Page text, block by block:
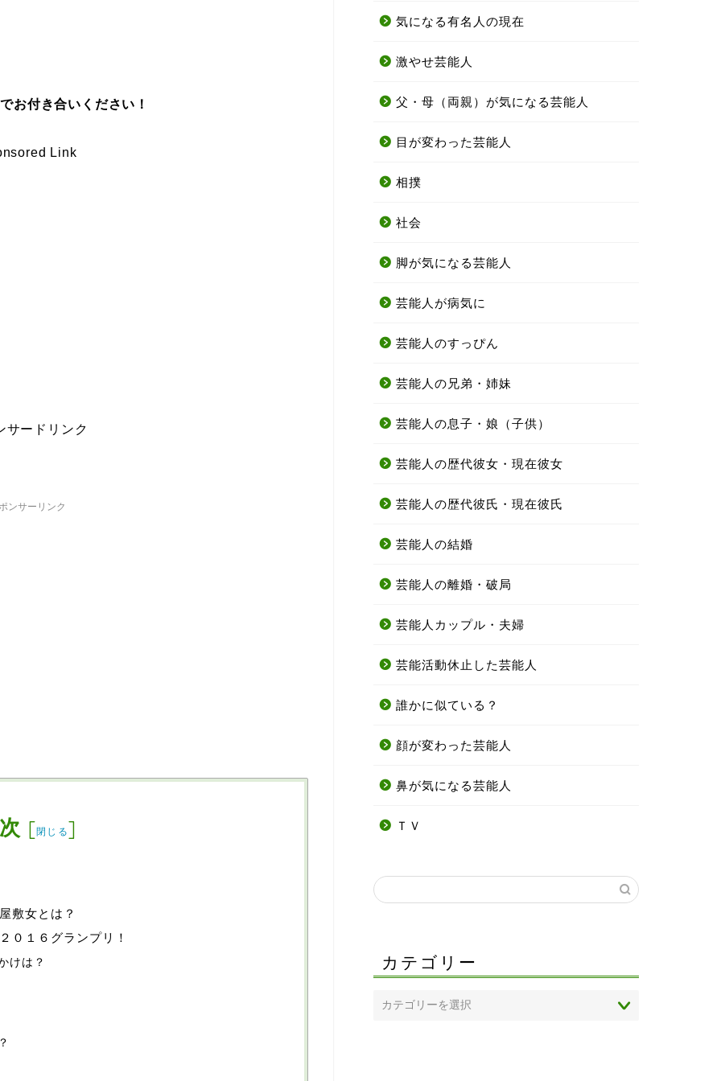
お付き合いください！
Link
サードリンク
ンサーリンク
[閉じる]
敷女とは？
０１６グランプリ！
けは？
気になる有名人の現在
激やせ芸能人
父・母（両親）が気になる芸能人
目が変わった芸能人
相撲
社会
脚が気になる芸能人
芸能人が病気に
芸能人のすっぴん
芸能人の兄弟・姉妹
芸能人の息子・娘（子供）
芸能人の歴代彼女・現在彼女
芸能人の歴代彼氏・現在彼氏
芸能人の結婚
芸能人の離婚・破局
芸能人カップル・夫婦
芸能活動休止した芸能人
誰かに似ている？
顔が変わった芸能人
鼻が気になる芸能人
ＴＶ
カテゴリー